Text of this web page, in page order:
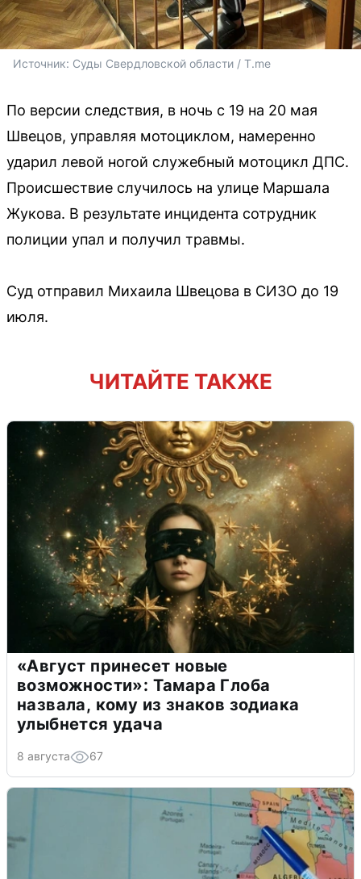
Источник: Суды Свердловской области / T.me
По версии следствия, в ночь с 19 на 20 мая
Швецов, управляя мотоциклом, намеренно
ударил левой ногой служебный мотоцикл ДПС.
Происшествие случилось на улице Маршала
Жукова. В результате инцидента сотрудник
полиции упал и получил травмы.
Суд отправил Михаила Швецова в СИЗО до 19
июля.
ЧИТАЙТЕ ТАКЖЕ
«Август принесет новые
возможности»: Тамара Глоба
назвала, кому из знаков зодиака
улыбнется удача
8 августа 67